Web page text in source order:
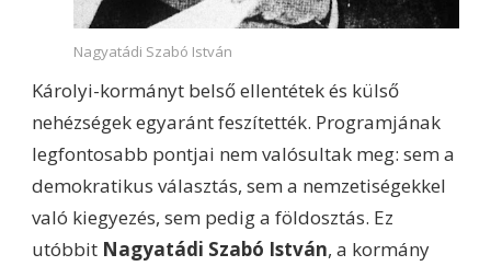
Nagyatádi Szabó István
Károlyi-kormányt belső ellentétek és külső
nehézségek egyaránt feszítették. Programjának
legfontosabb pontjai nem valósultak meg: sem a
demokratikus választás, sem a nemzetiségekkel
való kiegyezés, sem pedig a földosztás. Ez
utóbbit Nagyatádi Szabó István, a kormány